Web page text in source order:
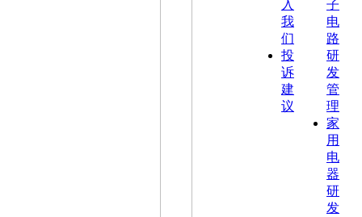
入
我
们
投
诉
建
议
子
电
路
研
发
管
理
家
用
电
器
研
发